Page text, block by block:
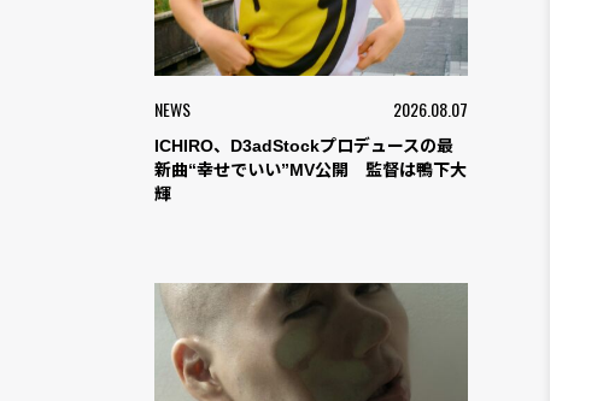
NEWS 2026.08.07
ICHIRO、D3adStockプロデュースの最
新曲“幸せでいい”MV公開 監督は鴨下大
輝